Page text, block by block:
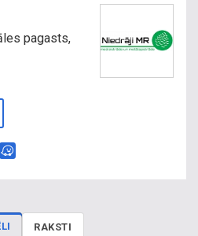
pagasts,
RAKSTI